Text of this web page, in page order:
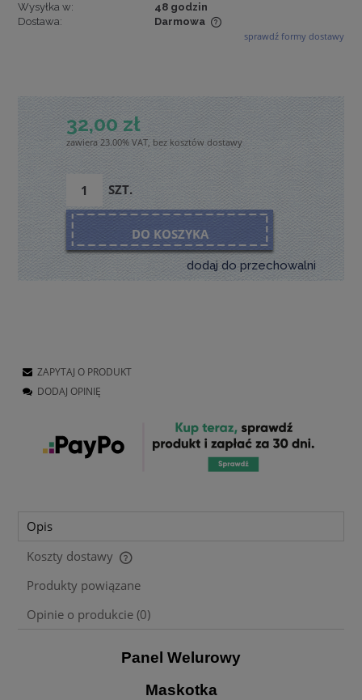
Wysyłka w:
48 godzin
Dostawa:
Darmowa
Cena nie zawiera ewentualnych kosztów płatności
sprawdź formy dostawy
32,00 zł
zawiera 23.00% VAT, bez kosztów dostawy
SZT.
DO KOSZYKA
dodaj do przechowalni
ZAPYTAJ O PRODUKT
DODAJ OPINIĘ
Opis
Koszty dostawy
Cena nie zawiera ewentualnych kosztów płatności
Produkty powiązane
Opinie o produkcie (0)
Panel Welurowy
Maskotka